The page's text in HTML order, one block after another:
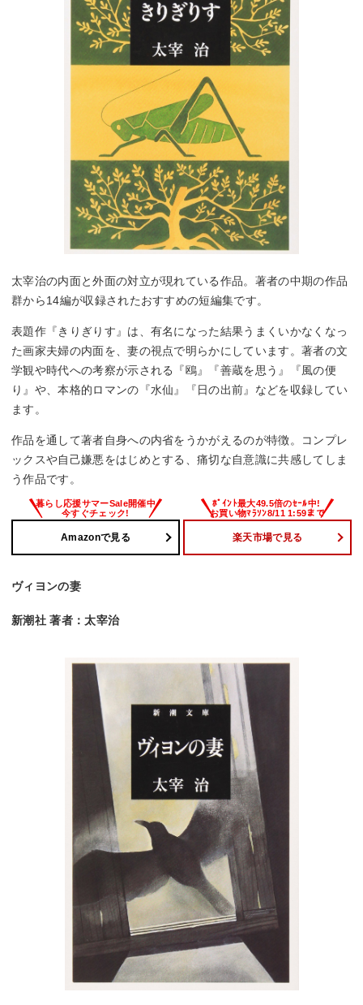
太宰治の内面と外面の対立が現れている作品。著者の中期の作品
群から14編が収録されたおすすめの短編集です。
表題作『きりぎりす』は、有名になった結果うまくいかなくなっ
た画家夫婦の内面を、妻の視点で明らかにしています。著者の文
学観や時代への考察が示される『鴎』『善蔵を思う』『風の便
り』や、本格的ロマンの『水仙』『日の出前』などを収録してい
ます。
作品を通して著者自身への内省をうかがえるのが特徴。コンプレ
ックスや自己嫌悪をはじめとする、痛切な自意識に共感してしま
う作品です。
Amazonで見る 楽天市場で見る
ヴィヨンの妻
新潮社 著者：太宰治